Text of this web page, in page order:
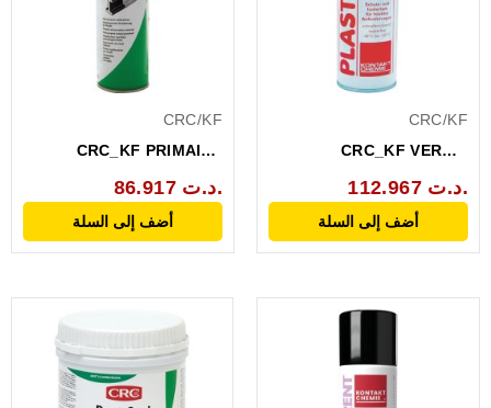
CRC/KF
CRC_KF PRIMAIRE
500ML86.917 د.ت.
أضف إلى السلة
CRC/KF
CRC_KF VERNIS
PROTECTION...112.967 د.ت.
أضف إلى السلة